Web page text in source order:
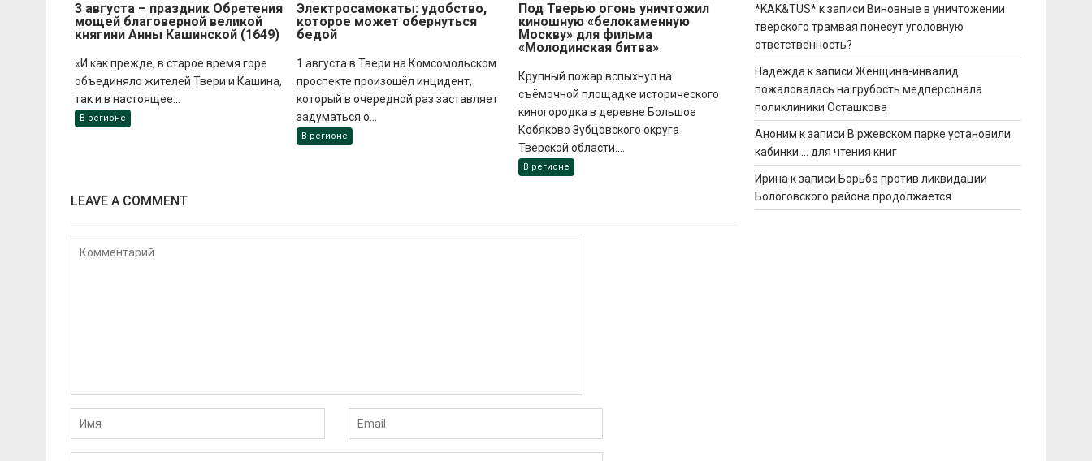
3 августа – праздник Обретения
мощей благоверной великой
княгини Анны Кашинской (1649)
«И как прежде, в старое время горе
объединяло жителей Твери и Кашина,
так и в настоящее...
В регионе
Электросамокаты: удобство,
которое может обернуться
бедой
1 августа в Твери на Комсомольском
проспекте произошёл инцидент,
который в очередной раз заставляет
задуматься о...
В регионе
Под Тверью огонь уничтожил
киношную «белокаменную
Москву» для фильма
«Молодинская битва»
Крупный пожар вспыхнул на
съёмочной площадке исторического
киногородка в деревне Большое
Кобяково Зубцовского округа
Тверской области....
В регионе
LEAVE A COMMENT
*KAK&TUS*к записи Виновные в уничтожении
тверского трамвая понесут уголовную
ответственность?
Надежда к записиЖенщина-инвалид
пожаловалась на грубость медперсонала
поликлиники Осташкова
Аноним к записи В ржевском парке установили
кабинки … для чтения книг
Ирина к записи Борьба против ликвидации
Бологовского района продолжается